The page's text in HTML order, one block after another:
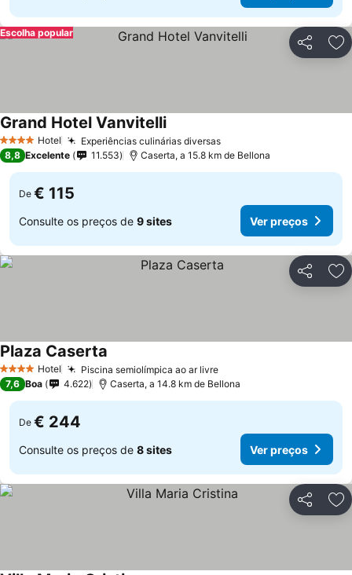
Partilhar
Escolha popular
4 EstrelasHotel Experiências culinárias diversas
Grand Hotel Vanvitelli
8,8 Excelente 11.553 Caserta, a 15.8 km de Bellona
De € 115
Consulte os preços de 9 sites Ver preços
Partilhar
4 EstrelasHotel Piscina semiolímpica ao ar livre
Plaza Caserta
7,6 Boa 4.622 Caserta, a 14.8 km de Bellona
De € 244
Consulte os preços de 8 sites Ver preços
Partilhar